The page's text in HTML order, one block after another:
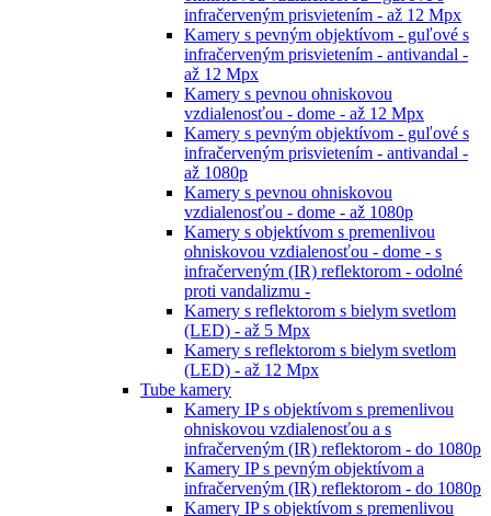
infračerveným prisvietením - až 12 Mpx
Kamery s pevným objektívom - guľové s
infračerveným prisvietením - antivandal -
až 12 Mpx
Kamery s pevnou ohniskovou
vzdialenosťou - dome - až 12 Mpx
Kamery s pevným objektívom - guľové s
infračerveným prisvietením - antivandal -
až 1080p
Kamery s pevnou ohniskovou
vzdialenosťou - dome - až 1080p
Kamery s objektívom s premenlivou
ohniskovou vzdialenosťou - dome - s
infračerveným (IR) reflektorom - odolné
proti vandalizmu -
Kamery s reflektorom s bielym svetlom
(LED) - až 5 Mpx
Kamery s reflektorom s bielym svetlom
(LED) - až 12 Mpx
Tube kamery
Kamery IP s objektívom s premenlivou
ohniskovou vzdialenosťou a s
infračerveným (IR) reflektorom - do 1080p
Kamery IP s pevným objektívom a
infračerveným (IR) reflektorom - do 1080p
Kamery IP s objektívom s premenlivou